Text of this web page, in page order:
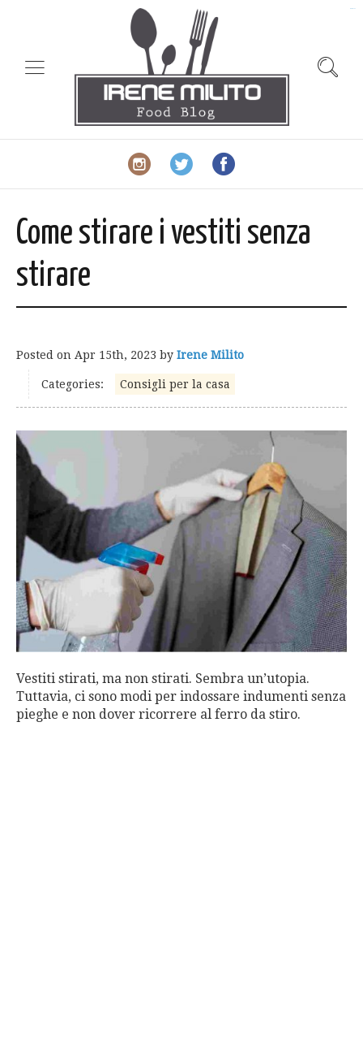
Come stirare i vestiti senza
stirare
Posted on Apr 15th, 2023 by Irene Milito
Categories: Consigli per la casa
Vestiti stirati, ma non stirati. Sembra un’utopia.
Tuttavia, ci sono modi per indossare indumenti senza
pieghe e non dover ricorrere al ferro da stiro.